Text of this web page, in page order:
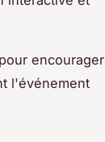
encourager
l'événement